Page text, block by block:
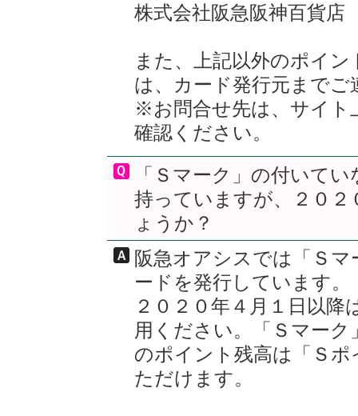
株式会社阪急阪神百貨
また、上記以外のポイ
は、カード発行元までご
※お問合せ先は、サイト
確認ください。
「Ｓマーク」の付いて
持っていますが、２０
ょうか？
阪急オアシスでは「Ｓ
ードを発行しています。
２０２０年４月１日以
用ください。「Ｓマー
のポイント残高は「Ｓ
ただけます。